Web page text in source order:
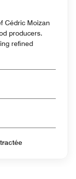
Cédric Moizan
producers.
refined